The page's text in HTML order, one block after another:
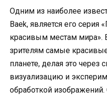
Одним из наиболее
Baek, является его
красивым местам мира».
зрителям самые
планете, делая это
визуализацию и
обработкой